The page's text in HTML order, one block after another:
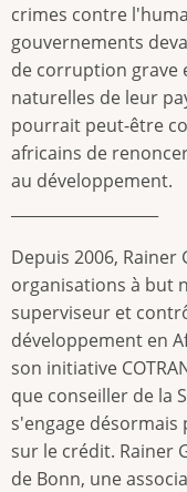
crimes contre
gouvernements
de corruption grave
naturelles de leur
pourrait peut-être
africains de
au développement.
Depuis 2006,
organisations à but
superviseur et
développement en
son initiative
que conseiller de la
s'engage
sur le crédit. Rainer
de Bonn, une